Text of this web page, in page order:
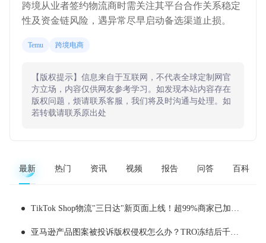
跨境从业者签约物流商时需关注其平台合作关系稳定
性及资金链风险，遇异常尽早启动备选渠道止损。
Temu 跨境电商
【版权提示】信息来自于互联网，不代表全球定制网官
方立场，内容仅供网友参考学习。如发现本站内容存在
版权问题，烦请联系客服，我们将及时沟通与处理。如
若转载请联系原出处
最新 热门 资讯 视频 报告 问答 百科
TikTok Shop物流"三日达"新页面上线！超99%商家已加入三日达，50%稳定达成三日履约
亚马逊产品图案被投诉版权侵权怎么办？TRO冻结后千万不要乱操作